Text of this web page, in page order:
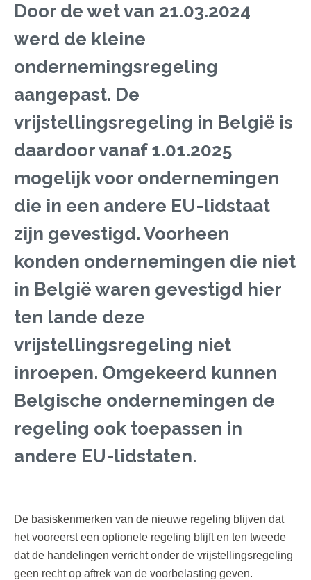
Door de wet van 21.03.2024
werd de kleine
ondernemingsregeling
aangepast. De
vrijstellingsregeling in België is
daardoor vanaf 1.01.2025
mogelijk voor ondernemingen
die in een andere EU-lidstaat
zijn gevestigd. Voorheen
konden ondernemingen die niet
in België waren gevestigd hier
ten lande deze
vrijstellingsregeling niet
inroepen. Omgekeerd kunnen
Belgische ondernemingen de
regeling ook toepassen in
andere EU-lidstaten.
De basiskenmerken van de nieuwe regeling blijven dat
het vooreerst een optionele regeling blijft en ten tweede
dat de handelingen verricht onder de vrijstellingsregeling
geen recht op aftrek van de voorbelasting geven.